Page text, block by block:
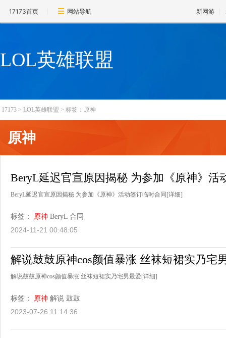
17173首页 网站导航 新网游
LOL英雄联盟
17173 > LOL英雄联盟 > 标签：原神
原神
BeryL延迟官宣原因揭秘 为参加《原神》活
BeryL延迟官宣原因揭秘 为参加《原神》活动签订临时合同 [详细]
标签： 原神 BeryL 合同
2024-11-21 00:48:05
解说鼓鼓原神cos颜值暴涨 丝袜短裙实乃宅
解说鼓鼓原神cos颜值暴涨 丝袜短裙实乃宅男最爱[详细]
标签： 原神 解说 鼓鼓
2023-07-26 11:14:36